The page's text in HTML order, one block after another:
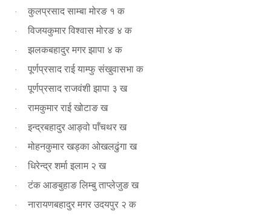
· कुलप्रसाद साम्बा मोरङ १ क
· विजयकुमार विश्वास मोरङ ४ क
· झलकबहादुर मगर झापा ४ क
· पूर्णप्रसाद राई याम्फु संखुवासभा क
· पूर्णप्रसाद राजवंशी झापा ३ ख
· रामकुमार राई खोटाङ ख
· इन्द्रबहादुर आङ्वो पाँचथर ख
· मोहनकुमार खड्का ओखलढुंगा ख
· धिरेन्द्र शर्मा इलाम २ ख
· टंक आङबुहाङ लिम्बुताप्लेजुङ ख
· नारायणबहादुर मगर उदयपुर २ क